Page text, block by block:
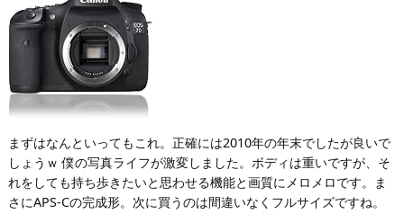
まずはなんといってもこれ。正確には2010年の年末でしたが良いで
しょうｗ 僕の写真ライフが激変しました。ボディは重いですが、そ
れをしても持ち歩きたいと思わせる機能と画質にメロメロです。ま
さにAPS-Cの完成形。次に買うのは間違いなくフルサイズですね。